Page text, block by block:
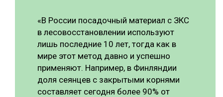
«В России посадочный материал с ЗКС
в лесовосстановлении используют
лишь последние 10 лет, тогда как в
мире этот метод давно и успешно
применяют. Например, в Финляндии
доля сеянцев с закрытыми корнями
составляет сегодня более 90% от